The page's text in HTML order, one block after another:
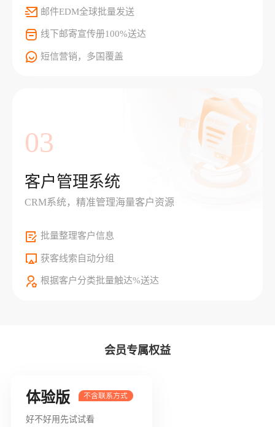
邮件EDM全球批量发送
线下邮寄宣传册100%送达
短信营销，多国覆盖
03
客户管理系统
CRM系统，精准管理海量客户资源
批量整理客户信息
获客线索自动分组
根据客户分类批量触达%送达
会员专属权益
体验版
好不好用先试试看